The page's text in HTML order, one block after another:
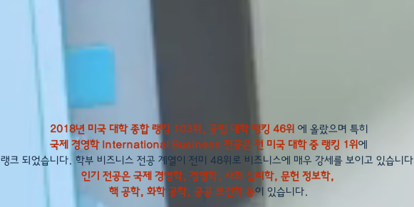
2018년 미국 대학 종합 랭킹 103위, 공립 대학 랭킹 46위 에 올랐으며 특히
국제 경영학 International Business 전공은 전 미국 대학 중 랭킹 1위 에
랭크 되었습니다. 학부 비즈니스 전공 계열이 전미 48위로 비즈니스에 매우 강세를 보이고 있습니다.
인기 전공은 국제 경영학, 경영학, 사회 심리학, 문헌 정보학,
핵 공학, 화학 공학, 공공 보건학 등이 있습니다.